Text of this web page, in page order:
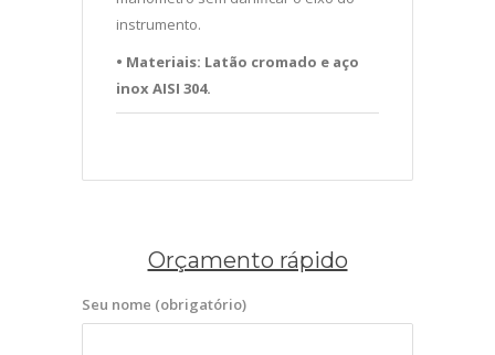
instrumento.
• Materiais: Latão cromado e aço
inox AISI 304.
Orçamento rápido
Seu nome (obrigatório)